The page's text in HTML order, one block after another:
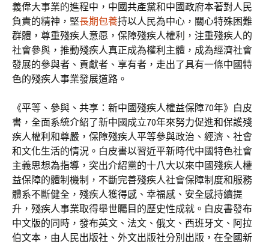
義偉大事業的進程中，中國共產黨和中國政府本著對人民
負責的精神，堅長期包養持以人民為中心，關心特殊困難
群體，尊重殘疾人意愿，保障殘疾人權利，注重殘疾人的
社會參與，推動殘疾人真正成為權利主體，成為經濟社會
發展的參與者、貢獻者、享有者，走出了具有一條中國特
色的殘疾人事業發展道路。
《平等、參與、共享：新中國殘疾人權益保障70年》白皮
書，全面系統介紹了新中國成立70年來努力促進和保護殘
疾人權利和尊嚴，保障殘疾人平等參與政治、經濟、社會
和文化生活的情況。白皮書以習近平新時代中國特色社會
主義思想為指導，突出介紹黨的十八大以來中國殘疾人權
益保障的體制機制，不斷完善殘疾人社會保障制度和服務
體系不斷健全，殘疾人獲得感、幸福感、安全感持續提
升，殘疾人事業取得舉世矚目的歷史性成就。白皮書發布
中文版的同時，發布英文、法文、俄文、西班牙文、阿拉
伯文本，由人民出版社、外文出版社分別出版，在全國新